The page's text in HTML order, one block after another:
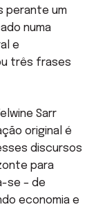
perante um
numa
e
três frases
Sarr
original é
discursos
para
se – de
economia e